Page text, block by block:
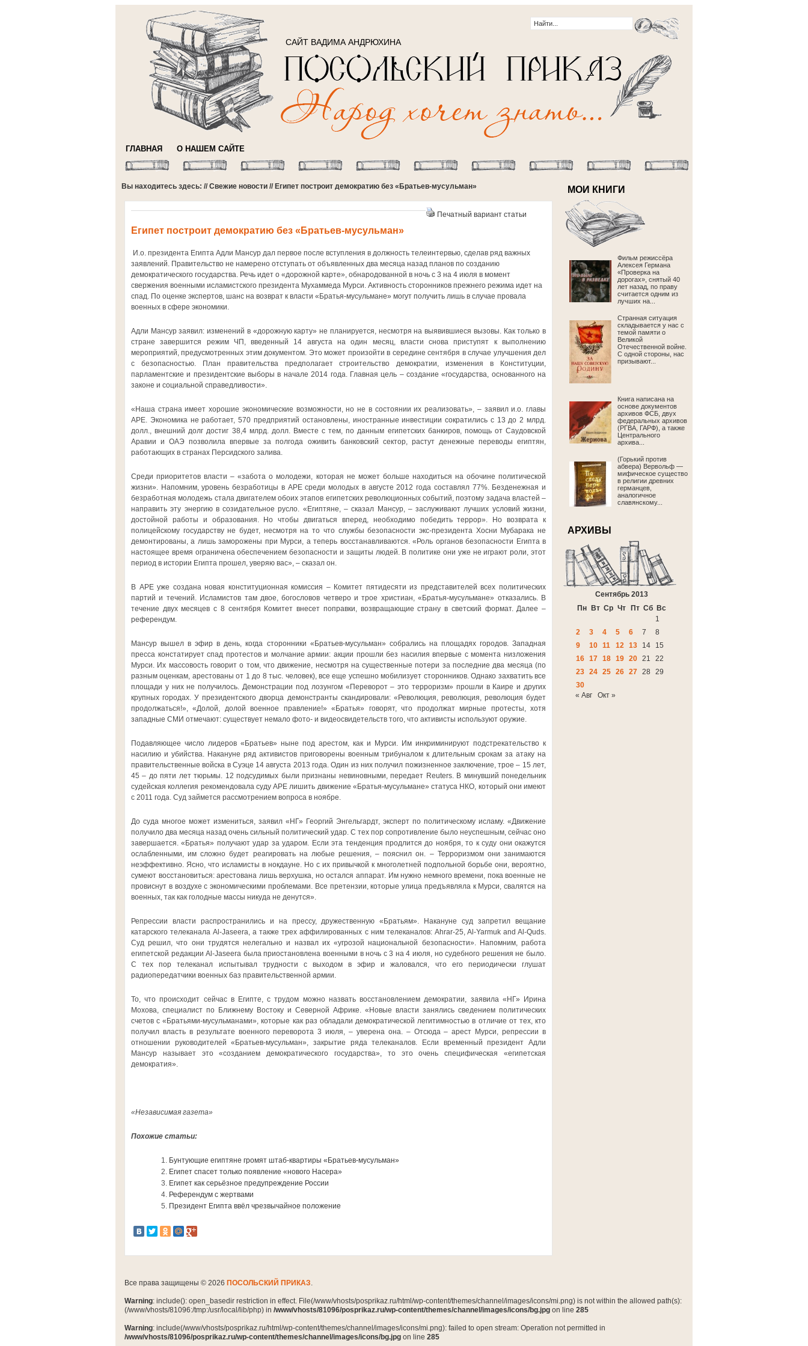
САЙТ ВАДИМА АНДРЮХИНА
ГЛАВНАЯ О НАШЕМ САЙТЕ
Вы находитесь здесь: //Свежие новости // Египет построит демократию без «Братьев-мусульман»
Печатный вариант статьи
Египет построит демократию без «Братьев-мусульман»
И.о. президента Египта Адли Мансур дал первое после вступления в должность телеинтервью, сделав ряд важных
заявлений. Правительство не намерено отступать от объявленных два месяца назад планов по созданию
демократического государства. Речь идет о «дорожной карте», обнародованной в ночь с 3 на 4 июля в момент
свержения военными исламистского президента Мухаммеда Мурси. Активность сторонников прежнего режима идет на
спад. По оценке экспертов, шанс на возврат к власти «Братья-мусульмане» могут получить лишь в случае провала
военных в сфере экономики.
Адли Мансур заявил: изменений в «дорожную карту» не планируется, несмотря на выявившиеся вызовы. Как только в
стране завершится режим ЧП, введенный 14 августа на один месяц, власти снова приступят к выполнению
мероприятий, предусмотренных этим документом. Это может произойти в середине сентября в случае улучшения дел
с безопасностью. План правительства предполагает строительство демократии, изменения в Конституции,
парламентские и президентские выборы в начале 2014 года. Главная цель – создание «государства, основанного на
законе и социальной справедливости».
«Наша страна имеет хорошие экономические возможности, но не в состоянии их реализовать», – заявил и.о. главы
АРЕ. Экономика не работает, 570 предприятий остановлены, иностранные инвестиции сократились с 13 до 2 млрд.
долл., внешний долг достиг 38,4 млрд. долл. Вместе с тем, по данным египетских банкиров, помощь от Саудовской
Аравии и ОАЭ позволила впервые за полгода оживить банковский сектор, растут денежные переводы египтян,
работающих в странах Персидского залива.
Среди приоритетов власти – «забота о молодежи, которая не может больше находиться на обочине политической
жизни». Напомним, уровень безработицы в АРЕ среди молодых в августе 2012 года составлял 77%. Безденежная и
безработная молодежь стала двигателем обоих этапов египетских революционных событий, поэтому задача властей –
направить эту энергию в созидательное русло. «Египтяне, – сказал Мансур, – заслуживают лучших условий жизни,
достойной работы и образования. Но чтобы двигаться вперед, необходимо победить террор». Но возврата к
полицейскому государству не будет, несмотря на то что службы безопасности экс-президента Хосни Мубарака не
демонтированы, а лишь заморожены при Мурси, а теперь восстанавливаются. «Роль органов безопасности Египта в
настоящее время ограничена обеспечением безопасности и защиты людей. В политике они уже не играют роли, этот
период в истории Египта прошел, уверяю вас», – сказал он.
В АРЕ уже создана новая конституционная комиссия – Комитет пятидесяти из представителей всех политических
партий и течений. Исламистов там двое, богословов четверо и трое христиан, «Братья-мусульмане» отказались. В
течение двух месяцев с 8 сентября Комитет внесет поправки, возвращающие страну в светский формат. Далее –
референдум.
Мансур вышел в эфир в день, когда сторонники «Братьев-мусульман» собрались на площадях городов. Западная
пресса констатирует спад протестов и молчание армии: акции прошли без насилия впервые с момента низложения
Мурси. Их массовость говорит о том, что движение, несмотря на существенные потери за последние два месяца (по
разным оценкам, арестованы от 1 до 8 тыс. человек), все еще успешно мобилизует сторонников. Однако захватить все
площади у них не получилось. Демонстрации под лозунгом «Переворот – это терроризм» прошли в Каире и других
крупных городах. У президентского дворца демонстранты скандировали: «Революция, революция, революция будет
продолжаться!», «Долой, долой военное правление!» «Братья» говорят, что продолжат мирные протесты, хотя
западные СМИ отмечают: существует немало фото- и видеосвидетельств того, что активисты используют оружие.
Подавляющее число лидеров «Братьев» ныне под арестом, как и Мурси. Им инкриминируют подстрекательство к
насилию и убийства. Накануне ряд активистов приговорены военным трибуналом к длительным срокам за атаку на
правительственные войска в Суэце 14 августа 2013 года. Один из них получил пожизненное заключение, трое – 15 лет,
45 – до пяти лет тюрьмы. 12 подсудимых были признаны невиновными, передает Reuters. В минувший понедельник
судейская коллегия рекомендовала суду АРЕ лишить движение «Братья-мусульмане» статуса НКО, который они имеют
с 2011 года. Суд займется рассмотрением вопроса в ноябре.
До суда многое может измениться, заявил «НГ» Георгий Энгельгардт, эксперт по политическому исламу. «Движение
получило два месяца назад очень сильный политический удар. С тех пор сопротивление было неуспешным, сейчас оно
завершается. «Братья» получают удар за ударом. Если эта тенденция продлится до ноября, то к суду они окажутся
ослабленными, им сложно будет реагировать на любые решения, – пояснил он. – Терроризмом они занимаются
неэффективно. Ясно, что исламисты в нокдауне. Но с их привычкой к многолетней подпольной борьбе они, вероятно,
сумеют восстановиться: арестована лишь верхушка, но остался аппарат. Им нужно немного времени, пока военные не
провиснут в воздухе с экономическими проблемами. Все претензии, которые улица предъявляла к Мурси, свалятся на
военных, так как голодные массы никуда не денутся».
Репрессии власти распространились и на прессу, дружественную «Братьям». Накануне суд запретил вещание
катарского телеканала Al-Jaseera, а также трех аффилированных с ним телеканалов: Ahrar-25, Al-Yarmuk and Al-Quds.
Суд решил, что они трудятся нелегально и назвал их «угрозой национальной безопасности». Напомним, работа
египетской редакции Al-Jaseera была приостановлена военными в ночь с 3 на 4 июля, но судебного решения не было.
С тех пор телеканал испытывал трудности с выходом в эфир и жаловался, что его периодически глушат
радиопередатчики военных баз правительственной армии.
То, что происходит сейчас в Египте, с трудом можно назвать восстановлением демократии, заявила «НГ» Ирина
Мохова, специалист по Ближнему Востоку и Северной Африке. «Новые власти занялись сведением политических
счетов с «Братьями-мусульманами», которые как раз обладали демократической легитимностью в отличие от тех, кто
получил власть в результате военного переворота 3 июля, – уверена она. – Отсюда – арест Мурси, репрессии в
отношении руководителей «Братьев-мусульман», закрытие ряда телеканалов. Если временный президент Адли
Мансур называет это «созданием демократического государства», то это очень специфическая «египетская
демократия».
«Независимая газета»
Похожие статьи:
Бунтующие египтяне громят штаб-квартиры «Братьев-мусульман»
Египет спасет только появление «нового Насера»
Египет как серьёзное предупреждение России
Референдум с жертвами
Президент Египта ввёл чрезвычайное положение
МОИ КНИГИ
Фильм режиссёра
Алексея Германа
«Проверка на
дорогах», снятый 40
лет назад, по праву
считается одним из
лучших на...
Странная ситуация
складывается у нас с
темой памяти о
Великой
Отечественной войне.
С одной стороны, нас
призывают...
Книга написана на
основе документов
архивов ФСБ, двух
федеральных архивов
(РГВА, ГАРФ), а также
Центрального
архива...
(Горький против
абвера) Вервольф —
мифическое существо
в религии древних
германцев,
аналогичное
славянскому...
АРХИВЫ
Сентябрь 2013
Пн
Вт Ср Чт Пт Сб Вс
1
2
3 4 5 6 7
8
9
10 11 12 13 14
15
16 17 18 19 20 21
22
23 24 25 26 27 28
29
30
« Авг
Окт »
Все права защищены © 2026 ПОСОЛЬСКИЙ ПРИКАЗ.
Warning: include(): open_basedir restriction in effect. File(/www/vhosts/posprikaz.ru/html/wp-content/themes/channel/images/icons/mi.png) is not within the allowed path(s):
(/www/vhosts/81096:/tmp:/usr/local/lib/php) in /www/vhosts/81096/posprikaz.ru/wp-content/themes/channel/images/icons/bg.jpg on line 285
Warning: include(/www/vhosts/posprikaz.ru/html/wp-content/themes/channel/images/icons/mi.png): failed to open stream: Operation not permitted in
/www/vhosts/81096/posprikaz.ru/wp-content/themes/channel/images/icons/bg.jpg on line 285